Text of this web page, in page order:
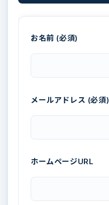
お名前 (必須)
メールアドレス (必須)
ホームページURL